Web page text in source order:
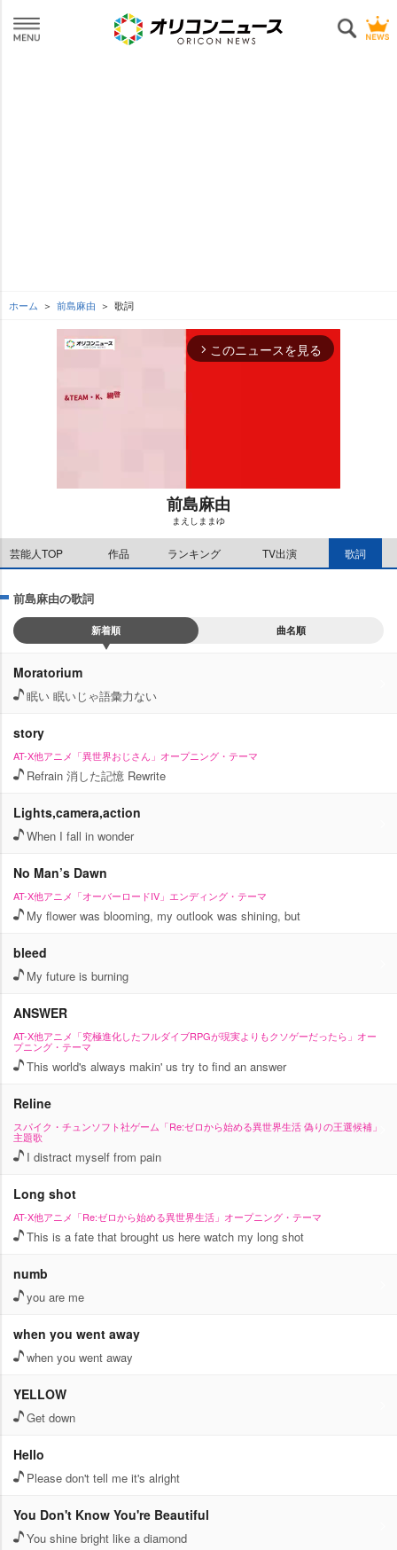
ホーム 前島麻由 歌詞
arrow_forward_ios このニュースを見る
M
u
t
前島麻由
まえしままゆ
芸能人TOP 作品 ランキング TV出演 歌詞
前島麻由の歌詞
新着順 曲名順
Moratorium
眠い 眠いじゃ語彙力ない
story
AT-X他アニメ「異世界おじさん」オープニング・テーマ
Refrain 消した記憶 Rewrite
Lights,camera,action
When I fall in wonder
No Man’s Dawn
AT-X他アニメ「オーバーロードIV」エンディング・テーマ
My flower was blooming, my outlook was shining, but
bleed
My future is burning
ANSWER
AT-X他アニメ「究極進化したフルダイブRPGが現実よりもクソゲーだったら」オー
プニング・テーマ
This world's always makin' us try to find an answer
Reline
スパイク・チュンソフト社ゲーム「Re:ゼロから始める異世界生活 偽りの王選候補」
主題歌
I distract myself from pain
Long shot
AT-X他アニメ「Re:ゼロから始める異世界生活」オープニング・テーマ
This is a fate that brought us here watch my long shot
numb
you are me
when you went away
when you went away
YELLOW
Get down
Hello
Please don't tell me it's alright
You Don't Know You're Beautiful
You shine bright like a diamond